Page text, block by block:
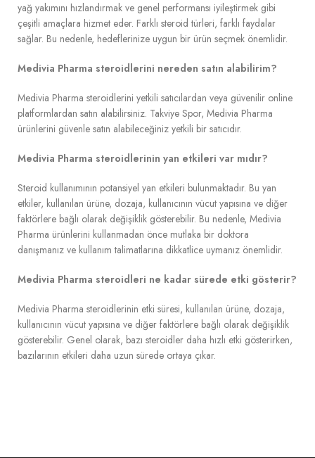
yağ yakımını hızlandırmak ve genel performansı iyileştirmek gibi
çeşitli amaçlara hizmet eder. Farklı steroid türleri, farklı faydalar
sağlar. Bu nedenle, hedeflerinize uygun bir ürün seçmek önemlidir.
Medivia Pharma steroidlerini nereden satın alabilirim?
Medivia Pharma steroidlerini yetkili satıcılardan veya güvenilir online
platformlardan satın alabilirsiniz. Takviye Spor, Medivia Pharma
ürünlerini güvenle satın alabileceğiniz yetkili bir satıcıdır.
Medivia Pharma steroidlerinin yan etkileri var mıdır?
Steroid kullanımının potansiyel yan etkileri bulunmaktadır. Bu yan
etkiler, kullanılan ürüne, dozaja, kullanıcının vücut yapısına ve diğer
faktörlere bağlı olarak değişiklik gösterebilir. Bu nedenle, Medivia
Pharma ürünlerini kullanmadan önce mutlaka bir doktora
danışmanız ve kullanım talimatlarına dikkatlice uymanız önemlidir.
Medivia Pharma steroidleri ne kadar sürede etki gösterir?
Medivia Pharma steroidlerinin etki süresi, kullanılan ürüne, dozaja,
kullanıcının vücut yapısına ve diğer faktörlere bağlı olarak değişiklik
gösterebilir. Genel olarak, bazı steroidler daha hızlı etki gösterirken,
bazılarının etkileri daha uzun sürede ortaya çıkar.